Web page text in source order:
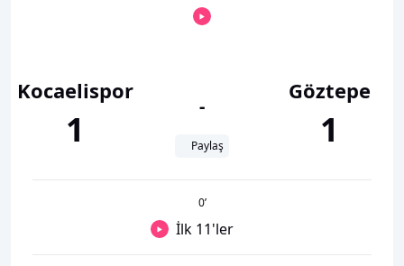
Kocaelispor
1
-
Paylaş
Göztepe
1
0’
İlk 11'ler